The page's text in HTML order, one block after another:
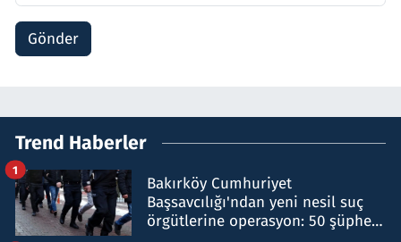
Gönder
Trend Haberler
Bakırköy Cumhuriyet
Başsavcılığı'ndan yeni nesil suç
örgütlerine operasyon: 50 şüpheli
1